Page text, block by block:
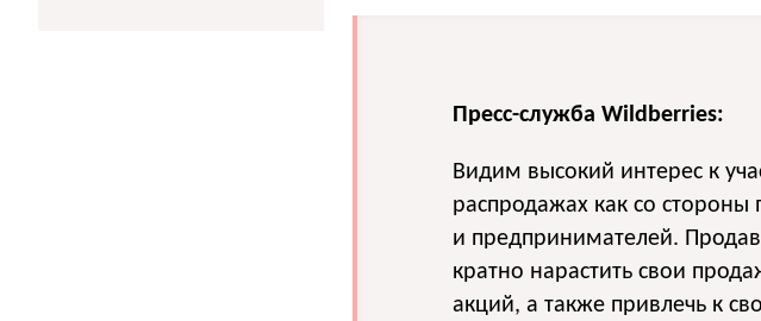
Пресс-служба Wildberries:
Видим высокий интерес к
распродажах как со стороны
и предпринимателей.
кратно нарастить свои
акций, а также привлечь к